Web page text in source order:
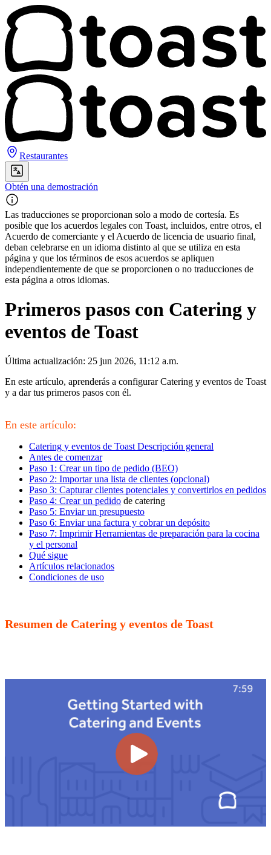
Restaurantes
Obtén una demostración
Las traducciones se proporcionan solo a modo de cortesía. Es
posible que los acuerdos legales con Toast, incluidos, entre otros, el
Acuerdo de comerciante y el Acuerdo de licencia de usuario final,
deban celebrarse en un idioma distinto al que se utiliza en esta
página y que los términos de esos acuerdos se apliquen
independientemente de que se proporcionen o no traducciones de
esta página a otros idiomas.
Primeros pasos con Catering y
eventos de Toast
Última actualización: 25 jun 2026, 11:12 a.m.
En este artículo, aprenderás a configurar Catering y eventos de Toast
y a dar tus primeros pasos con él.
En este artículo:
Catering y eventos de Toast Descripción general
Antes de comenzar
Paso 1: Crear un tipo de pedido (BEO)
Paso 2: Importar una lista de clientes (opcional)
Paso 3: Capturar clientes potenciales y convertirlos en pedidos
Paso 4: Crear un pedido de catering
Paso 5: Enviar un presupuesto
Paso 6: Enviar una factura y cobrar un depósito
Paso 7: Imprimir Herramientas de preparación para la cocina
y el personal
Qué sigue
Artículos relacionados
Condiciones de uso
Resumen de Catering y eventos de Toast